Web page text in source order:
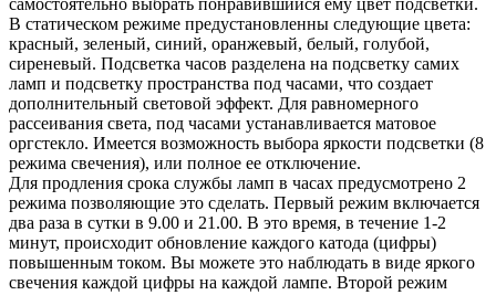
В статическом режиме предустановленны следующие цвета:
красный, зеленый, синий, оранжевый, белый, голубой,
сиреневый. Подсветка часов разделена на подсветку самих
ламп и подсветку пространства под часами, что создает
дополнительный световой эффект. Для равномерного
рассеивания света, под часами устанавливается матовое
оргстекло. Имеется возможность выбора яркости подсветки (8
режима свечения), или полное ее отключение.
Для продления срока службы ламп в часах предусмотрено 2
режима позволяющие это сделать. Первый режим включается
два раза в сутки в 9.00 и 21.00. В это время, в течение 1-2
минут, происходит обновление каждого катода (цифры)
повышенным током. Вы можете это наблюдать в виде яркого
свечения каждой цифры на каждой лампе. Второй режим